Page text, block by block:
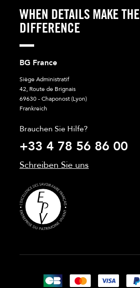
WHEN DETAILS MAKE THE
DIFFERENCE
BG France
Siège Administratif
42, Route de Brignais
69630 - Chaponost (Lyon)
Frankreich
Brauchen Sie Hilfe?
+33 4 78 56 86 00
Schreiben Sie uns